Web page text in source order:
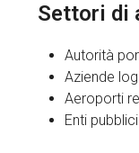
Settori di
Autorità
Aziende
Aeroporti
Enti